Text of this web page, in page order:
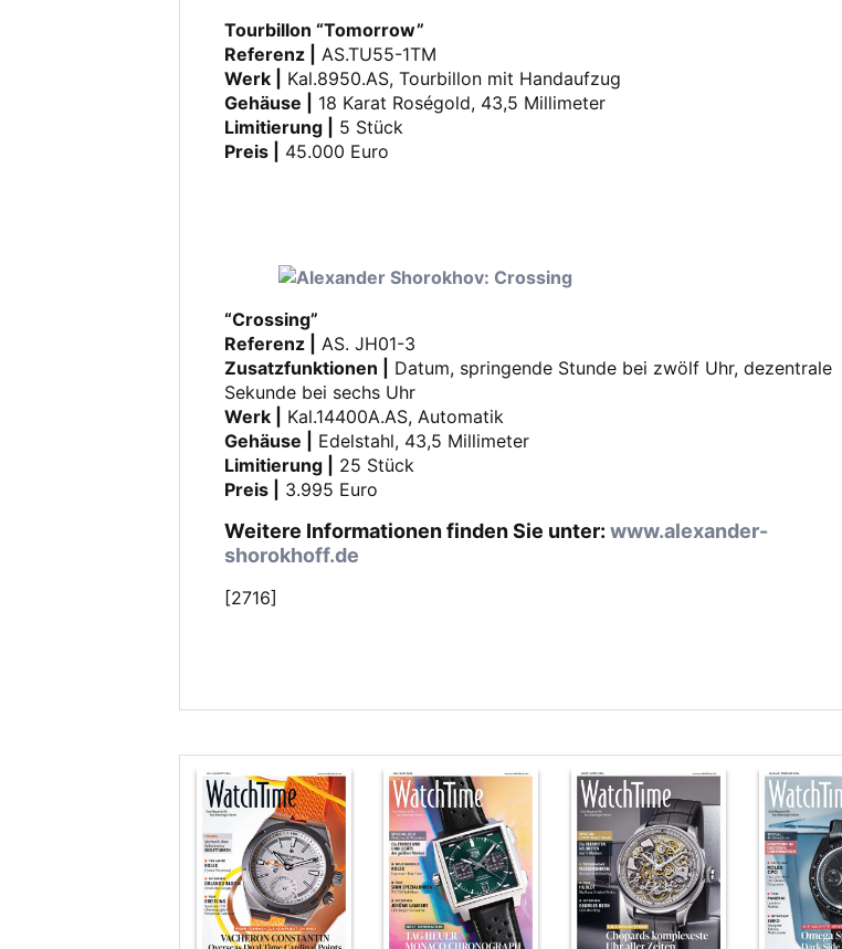
Tourbillon “Tomorrow”
Referenz |
AS.TU55-1TM
Werk |
Kal.8950.AS, Tourbillon mit Handaufzug
Gehäuse |
18 Karat Roségold, 43,5 Millimeter
Limitierung |
5 Stück
Preis |
45.000 Euro
“Crossing”
Referenz |
AS. JH01-3
Zusatzfunktionen |
Datum, springende Stunde bei zwölf Uhr, dezentrale
Sekunde bei sechs Uhr
Werk |
Kal.14400A.AS, Automatik
Gehäuse |
Edelstahl, 43,5 Millimeter
Limitierung |
25 Stück
Preis |
3.995 Euro
Weitere Informationen finden Sie unter: www.alexander-
shorokhoff.de
[2716]